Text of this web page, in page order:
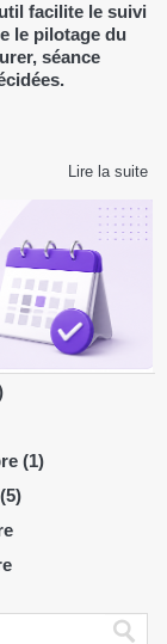
facilite le suivi
le pilotage du
séance
Lire la suite
(1)